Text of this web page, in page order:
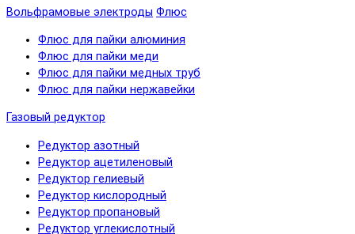
Вольфрамовые электроды Флюс
Флюс для пайки алюминия
Флюс для пайки меди
Флюс для пайки медных труб
Флюс для пайки нержавейки
Газовый редуктор
Редуктор азотный
Редуктор ацетиленовый
Редуктор гелиевый
Редуктор кислородный
Редуктор пропановый
Редуктор углекислотный